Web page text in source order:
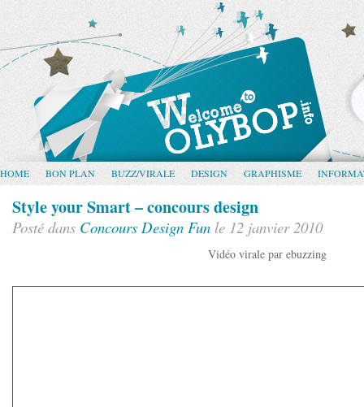
HOME BON PLAN BUZZ/VIRALE DESIGN GRAPHISME
Style your Smart – concours design
Posté dans Concours Design Fun le 12 janvier 2010
Vidéo virale par ebuzzing